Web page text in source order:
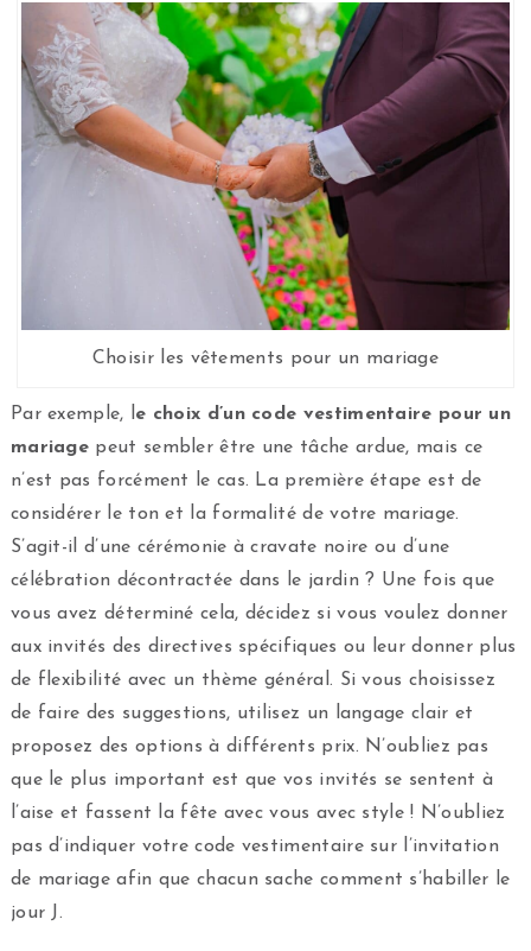
Choisir les vêtements pour un mariage
Par exemple, l e choix d’un code vestimentaire pour un
mariage peut sembler être une tâche ardue, mais ce
n’est pas forcément le cas. La première étape est de
considérer le ton et la formalité de votre mariage.
S’agit-il d’une cérémonie à cravate noire ou d’une
célébration décontractée dans le jardin ? Une fois que
vous avez déterminé cela, décidez si vous voulez donner
aux invités des directives spécifiques ou leur donner plus
de flexibilité avec un thème général. Si vous choisissez
de faire des suggestions, utilisez un langage clair et
proposez des options à différents prix. N’oubliez pas
que le plus important est que vos invités se sentent à
l’aise et fassent la fête avec vous avec style ! N’oubliez
pas d’indiquer votre code vestimentaire sur l’invitation
de mariage afin que chacun sache comment s’habiller le
jour J.